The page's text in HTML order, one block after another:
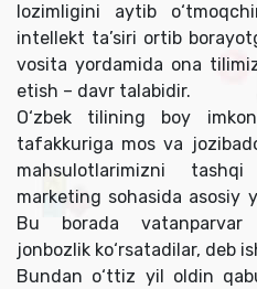
lozimligini aytib
intellekt ta’siri ortib
vosita yordamida ona
etish – davr talabidir.
O‘zbek tilining boy
tafakkuriga mos va
mahsulotlarimizni
marketing sohasida asosiy
Bu borada vatanparvar
jonbozlik ko‘rsatadilar, deb
Bundan o‘ttiz yil oldin